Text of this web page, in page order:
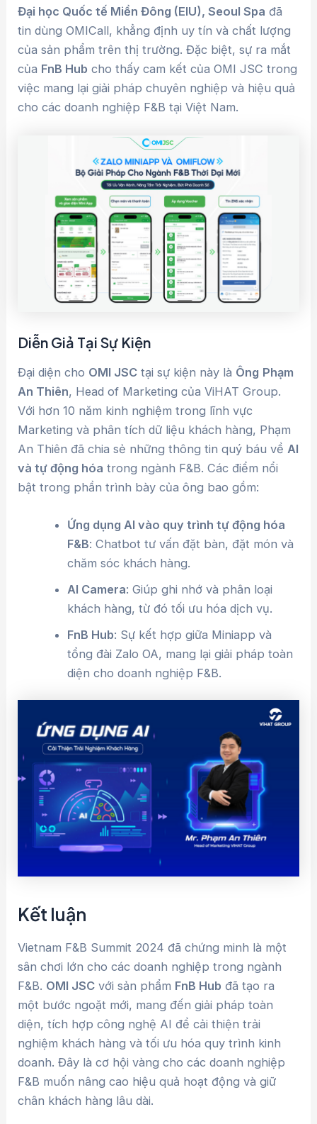
Đại học Quốc tế Miền Đông (EIU), Seoul Spa đã
tin dùng OMICall, khẳng định uy tín và chất lượng
của sản phẩm trên thị trường. Đặc biệt, sự ra mắt
của FnB Hub cho thấy cam kết của OMI JSC trong
việc mang lại giải pháp chuyên nghiệp và hiệu quả
cho các doanh nghiệp F&B tại Việt Nam.
Diễn Giả Tại Sự Kiện
Đại diện cho OMI JSC tại sự kiện này là Ông Phạm
An Thiên, Head of Marketing của ViHAT Group.
Với hơn 10 năm kinh nghiệm trong lĩnh vực
Marketing và phân tích dữ liệu khách hàng, Phạm
An Thiên đã chia sẻ những thông tin quý báu về AI
và tự động hóa trong ngành F&B. Các điểm nổi
bật trong phần trình bày của ông bao gồm:
Ứng dụng AI vào quy trình tự động hóa
F&B: Chatbot tư vấn đặt bàn, đặt món và
chăm sóc khách hàng.
AI Camera: Giúp ghi nhớ và phân loại
khách hàng, từ đó tối ưu hóa dịch vụ.
FnB Hub: Sự kết hợp giữa Miniapp và
tổng đài Zalo OA, mang lại giải pháp toàn
diện cho doanh nghiệp F&B.
Kết luận
Vietnam F&B Summit 2024 đã chứng minh là một
sân chơi lớn cho các doanh nghiệp trong ngành
F&B. OMI JSC với sản phẩm FnB Hub đã tạo ra
một bước ngoặt mới, mang đến giải pháp toàn
diện, tích hợp công nghệ AI để cải thiện trải
nghiệm khách hàng và tối ưu hóa quy trình kinh
doanh. Đây là cơ hội vàng cho các doanh nghiệp
F&B muốn nâng cao hiệu quả hoạt động và giữ
chân khách hàng lâu dài.